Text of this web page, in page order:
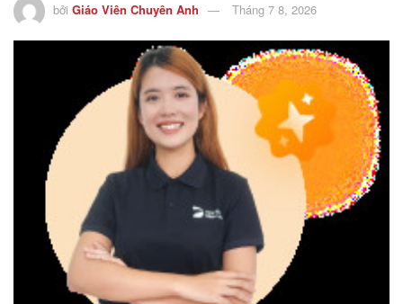
bởi Giáo Viên Chuyên Anh Tháng 7 8, 2026